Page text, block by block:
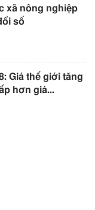
xã nông nghiệp
số
Giá thế giới tăng
hơn giá...